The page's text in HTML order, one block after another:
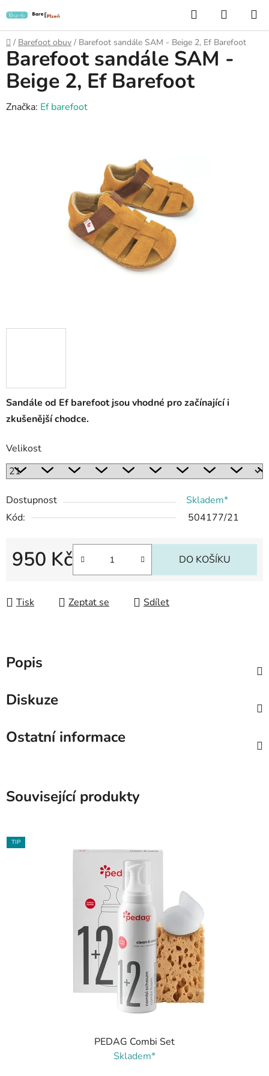
na
obsah
Hledat
KOŠÍK
Domů
/ Barefoot obuv / Barefoot sandále SAM - Beige 2, Ef Barefoot
Sandále od Ef barefoot jsou vhodné pro začínající i
zkušenější chodce.
Velikost
Dostupnost
Skladem*
Kód:
504177/21
950 Kč DO KOŠÍKU
Tisk Zeptat se Sdílet
Barefoot sandále SAM -
Beige 2, Ef Barefoot
Značka: Ef barefoot
Popis
Diskuze
Ostatní informace
Související produkty
TIP
PEDAG Combi Set
Skladem*